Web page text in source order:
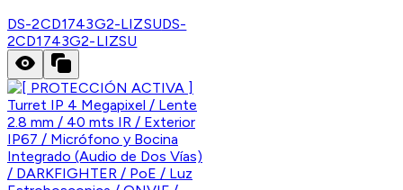
DS-2CD1743G2-LIZSUDS-
2CD1743G2-LIZSU